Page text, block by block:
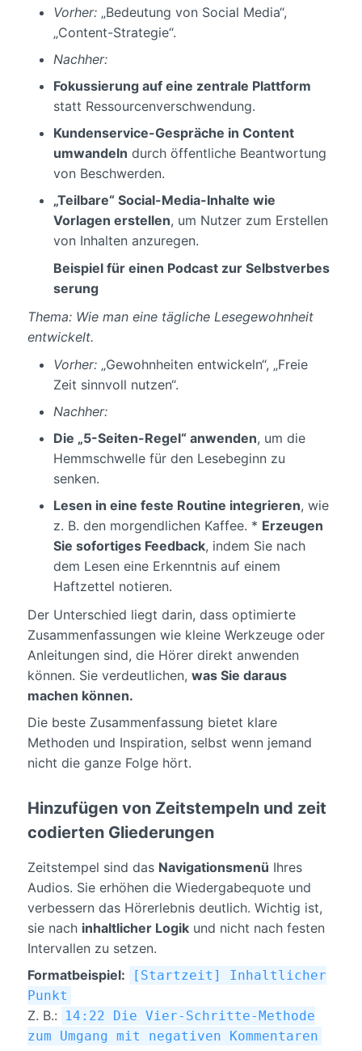
Vorher:„Bedeutung von Social Media“,
„Content-Strategie“.
Nachher:
Fokussierung auf eine zentrale Plattform
statt Ressourcenverschwendung.
Kundenservice-Gespräche in Content
umwandeln durch öffentliche Beantwortung
von Beschwerden.
„Teilbare“ Social-Media-Inhalte wie
Vorlagen erstellen, um Nutzer zum Erstellen
von Inhalten anzuregen.
Beispiel für einen Podcast zur Selbstverbes
serung
Thema: Wie man eine tägliche Lesegewohnheit
entwickelt.
Vorher:„Gewohnheiten entwickeln“, „Freie
Zeit sinnvoll nutzen“.
Nachher:
Die „5-Seiten-Regel“ anwenden, um die
Hemmschwelle für den Lesebeginn zu
senken.
Lesen in eine feste Routine integrieren, wie
z. B. den morgendlichen Kaffee. * Erzeugen
Sie sofortiges Feedback, indem Sie nach
dem Lesen eine Erkenntnis auf einem
Haftzettel notieren.
Der Unterschied liegt darin, dass optimierte
Zusammenfassungen wie kleine Werkzeuge oder
Anleitungen sind, die Hörer direkt anwenden
können. Sie verdeutlichen, was Sie daraus
machen können.
Die beste Zusammenfassung bietet klare
Methoden und Inspiration, selbst wenn jemand
nicht die ganze Folge hört.
Hinzufügen von Zeitstempeln und zeit
codierten Gliederungen
Zeitstempel sind das Navigationsmenü Ihres
Audios. Sie erhöhen die Wiedergabequote und
verbessern das Hörerlebnis deutlich. Wichtig ist,
sie nach inhaltlicher Logikund nicht nach festen
Intervallen zu setzen.
Formatbeispiel:
[Startzeit] Inhaltlicher
Punkt
Z. B.:
14:22 Die Vier-Schritte-Methode
zum Umgang mit negativen Kommentaren